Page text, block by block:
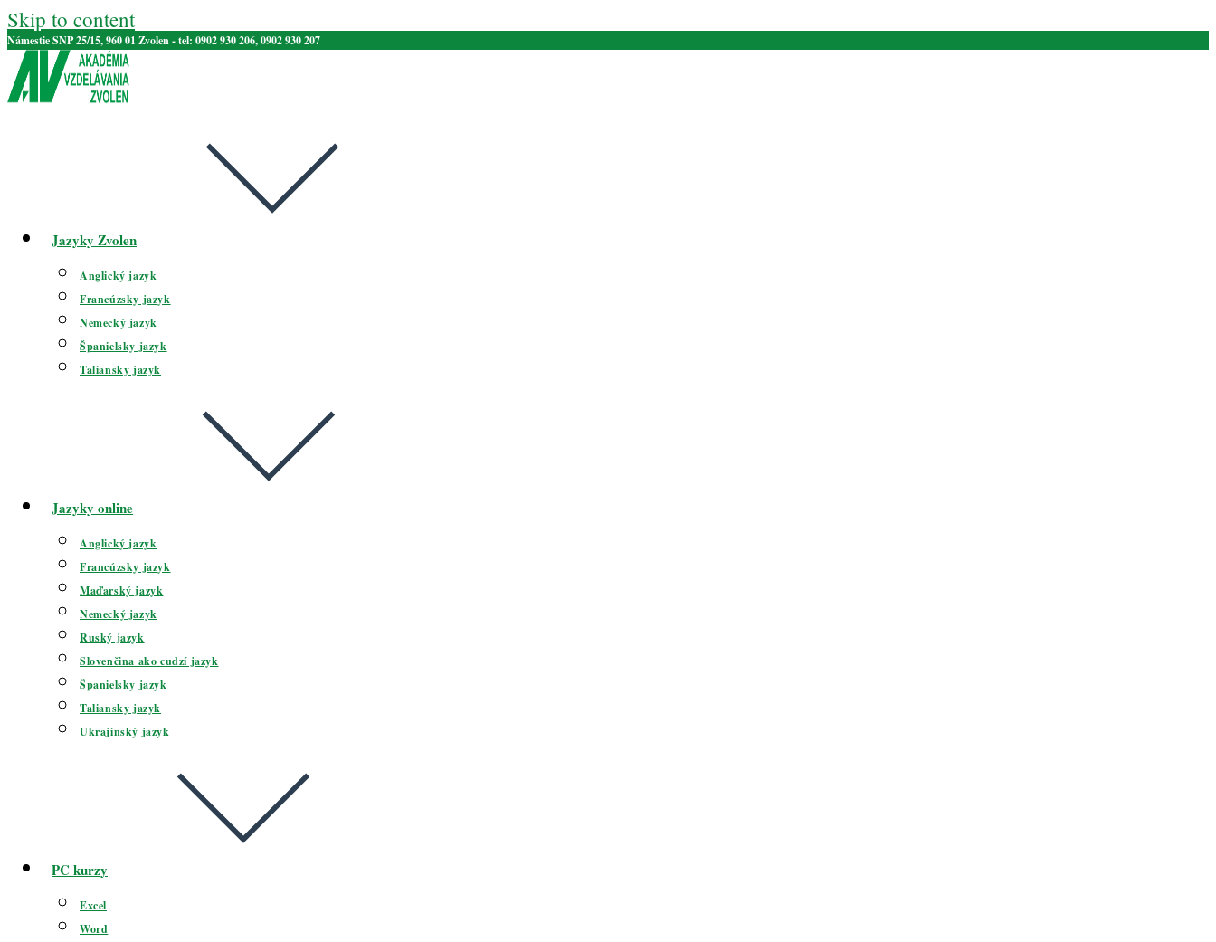
Skip to content
Námestie SNP 25/15, 960 01 Zvolen - tel: 0902 930 206, 0902 930 207
Jazyky Zvolen
Anglický jazyk
Francúzsky jazyk
Nemecký jazyk
Španielsky jazyk
Taliansky jazyk
Jazyky online
Anglický jazyk
Francúzsky jazyk
Maďarský jazyk
Nemecký jazyk
Ruský jazyk
Slovenčina ako cudzí jazyk
Španielsky jazyk
Taliansky jazyk
Ukrajinský jazyk
PC kurzy
Excel
Word